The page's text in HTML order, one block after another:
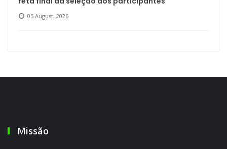
05 August, 2026
Missão